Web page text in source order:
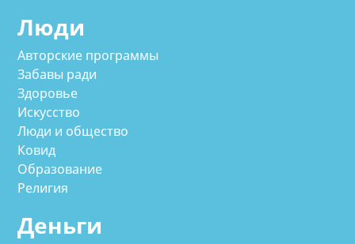
Люди
Авторские программы
Забавы ради
Здоровье
Искусство
Люди и общество
Ковид
Образование
Религия
Деньги